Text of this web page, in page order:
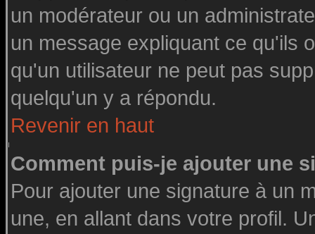
un modérateur ou un
un message expliquant ce qu'ils
qu'un utilisateur ne peut pas
quelqu'un y a répondu.
Revenir en haut
Comment puis-je ajouter une
Pour ajouter une signature à un
une, en allant dans votre profil.